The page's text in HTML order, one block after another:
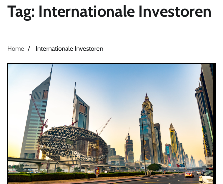
Tag: Internationale Investoren
Home Internationale Investoren